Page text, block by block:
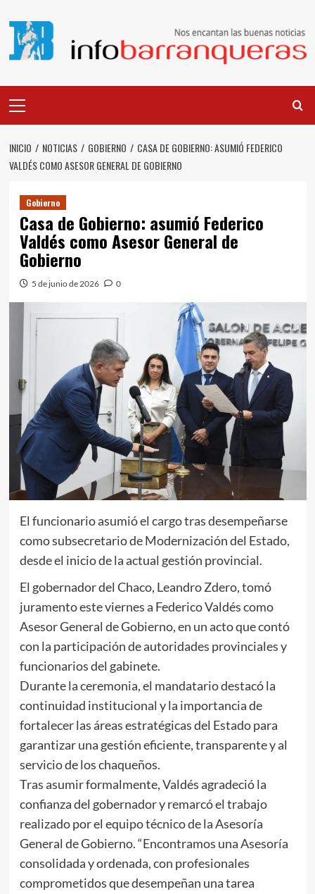
contenido
principal
INICIO NOTICIAS GOBIERNO
CASA DE GOBIERNO: ASUMIÓ FEDERICO
VALDÉS COMO ASESOR GENERAL DE GOBIERNO
Gobierno
Casa de Gobierno: asumió Federico
Valdés como Asesor General de
Gobierno
5 de junio de 2026 0
El funcionario asumió el cargo tras desempeñarse
como subsecretario de Modernización del Estado,
desde el inicio de la actual gestión provincial.
El gobernador del Chaco, Leandro Zdero, tomó
juramento este viernes a Federico Valdés como
Asesor General de Gobierno, en un acto que contó
con la participación de autoridades provinciales y
funcionarios del gabinete.
Durante la ceremonia, el mandatario destacó la
continuidad institucional y la importancia de
fortalecer las áreas estratégicas del Estado para
garantizar una gestión eficiente, transparente y al
servicio de los chaqueños.
Tras asumir formalmente, Valdés agradeció la
confianza del gobernador y remarcó el trabajo
realizado por el equipo técnico de la Asesoría
General de Gobierno. “Encontramos una Asesoría
consolidada y ordenada, con profesionales
comprometidos que desempeñan una tarea